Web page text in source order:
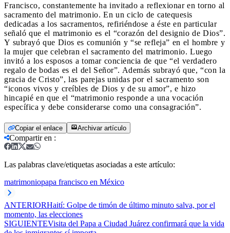
Francisco, constantemente ha invitado a reflexionar en torno al
sacramento del matrimonio. En un ciclo de catequesis
dedicadas a los sacramentos, refiriéndose a éste en particular
señaló que el matrimonio es el “corazón del designio de Dios”.
Y subrayó que Dios es comunión y “se refleja” en el hombre y
la mujer que celebran el sacramento del matrimonio. Luego
invitó a los esposos a tomar conciencia de que “el verdadero
regalo de bodas es el del Señor”. Además subrayó que, “con la
gracia de Cristo”, las parejas unidas por el sacramento son
“iconos vivos y creíbles de Dios y de su amor”, e hizo
hincapié en que el “matrimonio responde a una vocación
específica y debe considerarse como una consagración”.
Copiar el enlace Archivar artículo
Compartir en :
Las palabras clave/etiquetas asociadas a este artículo:
matrimoniopapa francisco en México
ANTERIORHaití: Golpe de timón de último minuto salva, por el
momento, las elecciones
SIGUIENTEVisita del Papa a Ciudad Juárez confirmará que la vida